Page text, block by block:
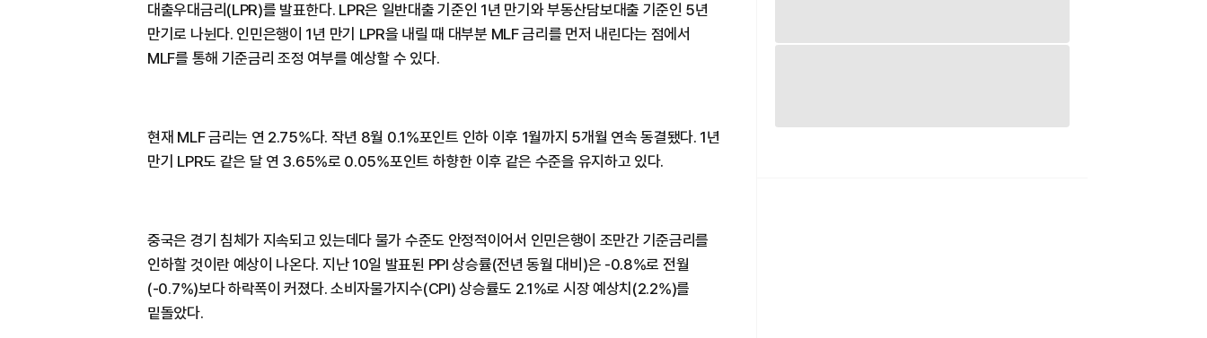
대출우대금리(LPR)를 발표한다. LPR은 일반대출 기준인 1년 만기와 부동산담보대출 기준인 5년
만기로 나뉜다. 인민은행이 1년 만기 LPR을 내릴 때 대부분 MLF 금리를 먼저 내린다는 점에서
MLF를 통해 기준금리 조정 여부를 예상할 수 있다.
현재 MLF 금리는 연 2.75%다. 작년 8월 0.1%포인트 인하 이후 1월까지 5개월 연속 동결됐다. 1년
만기 LPR도 같은 달 연 3.65%로 0.05%포인트 하향한 이후 같은 수준을 유지하고 있다.
중국은 경기 침체가 지속되고 있는데다 물가 수준도 안정적이어서 인민은행이 조만간 기준금리를
인하할 것이란 예상이 나온다. 지난 10일 발표된 PPI 상승률(전년 동월 대비)은 -0.8%로 전월
(-0.7%)보다 하락폭이 커졌다. 소비자물가지수(CPI) 상승률도 2.1%로 시장 예상치(2.2%)를
밑돌았다.